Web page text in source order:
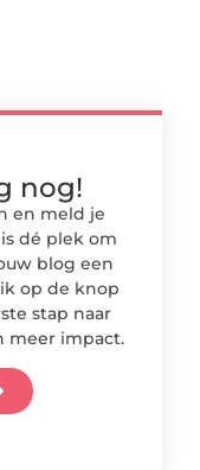
nog!
en meld je
dé plek om
blog een
op de knop
stap naar
meer impact.